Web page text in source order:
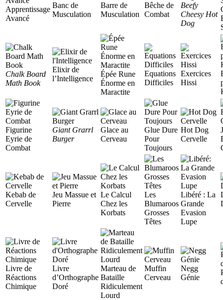
Apprentissage
Avancé
Banc de
Musculation
Barre de
Musculation
Bêche de
Combat
Beefy
Cheesy Hot
Dog
Chalk Board
Math Book
Elixir de
l’Intelligence
Épée Rune
Énorme en
Maractite
Equations
Difficiles
Exercices
Hissi
Figurine
Eyrie de
Combat
Giant Grarrl
Burger
Glace au
Cerveau
Glue Dure
Pour
Toujours
Hot Dog
Cervelle
Kebab de
Cervelle
Jeu Massue et
Pierre
Le Calcul
Chez les
Korbats
Les
Blumaroos
Grosses
Têtes
Libéré : La
Grande
Evasion
Lupe
Livre de
Réactions
Chimique
Livre
d’Orthographe
Doré
Marteau de
Bataille
Ridiculement
Lourd
Muffin
Cerveau
Negg
Génie